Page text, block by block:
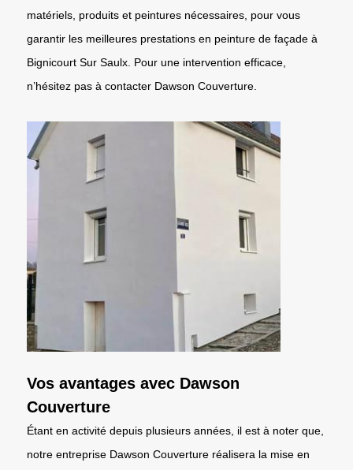
matériels, produits et peintures nécessaires, pour vous
garantir les meilleures prestations en peinture de façade à
Bignicourt Sur Saulx. Pour une intervention efficace,
n’hésitez pas à contacter Dawson Couverture.
Vos avantages avec Dawson
Couverture
Étant en activité depuis plusieurs années, il est à noter que,
notre entreprise Dawson Couverture réalisera la mise en